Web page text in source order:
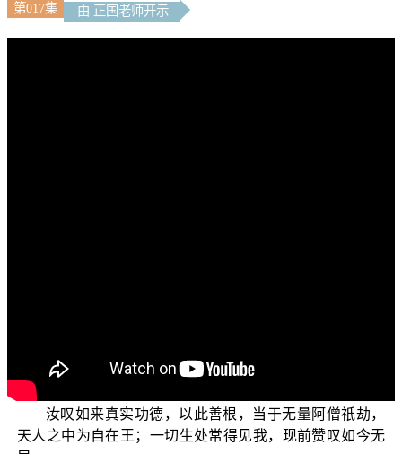
第017集 由 正国老师开示
一开始我们来看在《胜鬘经》卷1中的开示：
汝叹如来真实功德，以此善根，当于无量阿僧祇劫，
天人之中为自在王；一切生处常得见我，现前赞叹如今无